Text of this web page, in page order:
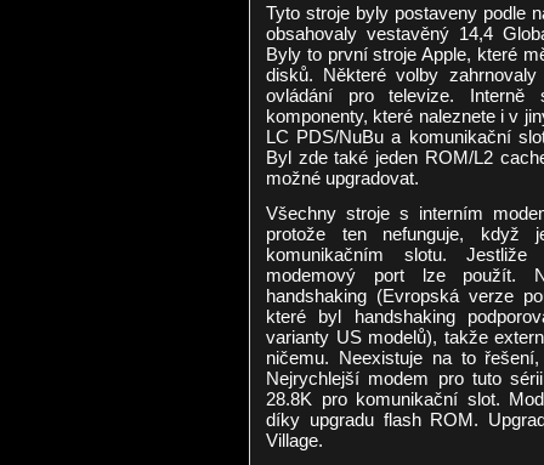
Tyto stroje byly postaveny podle
obsahovaly vestavěný 14,4
Byly to první stroje Apple, které
disků. Některé volby
ovládání pro televize. Interně
komponenty, které naleznete i v
LC PDS/NuBu a komunikační
Byl zde také jeden ROM/L2
možné upgradovat.
Všechny stroje s interním
protože ten nefunguje, když
komunikačním slotu.
modemový port lze použít.
handshaking (Evropská verze
které byl handshaking
varianty US modelů), takže
ničemu. Neexistuje na to
Nejrychlejší modem pro tuto
28.8K pro komunikační slot.
díky upgradu flash ROM.
Village.